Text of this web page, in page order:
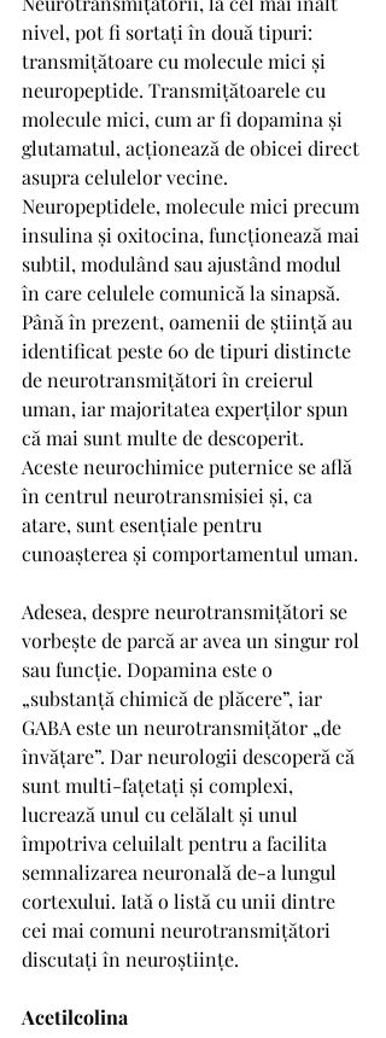
nivel, pot fi sortați în două tipuri:
transmițătoare cu molecule mici și
neuropeptide. Transmițătoarele cu
molecule mici, cum ar fi dopamina și
glutamatul, acționează de obicei direct
asupra celulelor vecine.
Neuropeptidele, molecule mici precum
insulina și oxitocina, funcționează mai
subtil, modulând sau ajustând modul
în care celulele comunică la sinapsă.
Până în prezent, oamenii de știință au
identificat peste 60 de tipuri distincte
de neurotransmițători în creierul
uman, iar majoritatea experților spun
că mai sunt multe de descoperit.
Aceste neurochimice puternice se află
în centrul neurotransmisiei și, ca
atare, sunt esențiale pentru
cunoașterea și comportamentul uman.
Adesea, despre neurotransmițători se
vorbește de parcă ar avea un singur rol
sau funcție. Dopamina este o
„substanță chimică de plăcere”, iar
GABA este un neurotransmițător „de
învățare”. Dar neurologii descoperă că
sunt multi-fațetați și complexi,
lucrează unul cu celălalt și unul
împotriva celuilalt pentru a facilita
semnalizarea neuronală de-a lungul
cortexului. Iată o listă cu unii dintre
cei mai comuni neurotransmițători
discutați în neuroștiințe.
Acetilcolina